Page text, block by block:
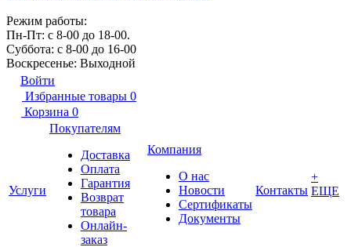
Режим работы:
Пн-Пт: с 8-00 до 18-00.
Суббота: с 8-00 до 16-00
Воскресенье: Выходной
Войти
Избранные товары 0
Корзина 0
Услуги
Покупателям
Доставка
Оплата
Гарантия
Возврат
товара
Онлайн-
заказ
Компания
О нас
Новости
Сертификаты
Документы
Контакты
+
ЕЩЕ